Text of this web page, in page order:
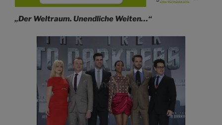
„Der Weltraum. Unendliche Weiten…“